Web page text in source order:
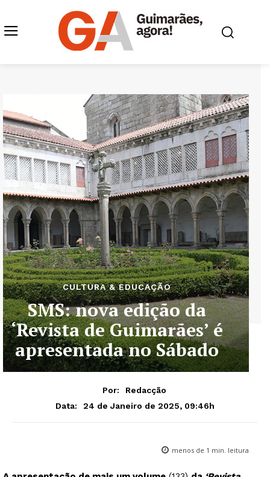
CULTURA & EDUCAÇÃO
SMS: nova edição da
‘Revista de Guimarães’ é
apresentada no Sábado
Por:
Redacção
Data:
24 de Janeiro de 2025, 09:46h
menos de 1 min. leitura